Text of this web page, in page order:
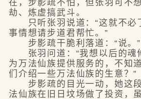
在，步影疏不怕，但张羽可不
劫、炼虚搞武斗。
只听张羽说道：“这就不必
事情想请步道君帮忙。”
步影疏干脆利落道：“说。”
张羽问道：“我想以后的魂
为万法仙族提供服务的，不知
们介绍一些万法仙族的生意？”
步影疏的目光一动，她这段
法仙族在旧日坟场做了投资，